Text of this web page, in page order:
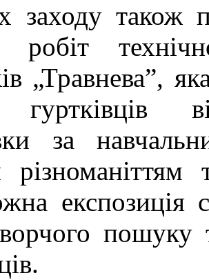
також
робіт
„Травнева”,
за
різноманіттям
експозиція
пошуку